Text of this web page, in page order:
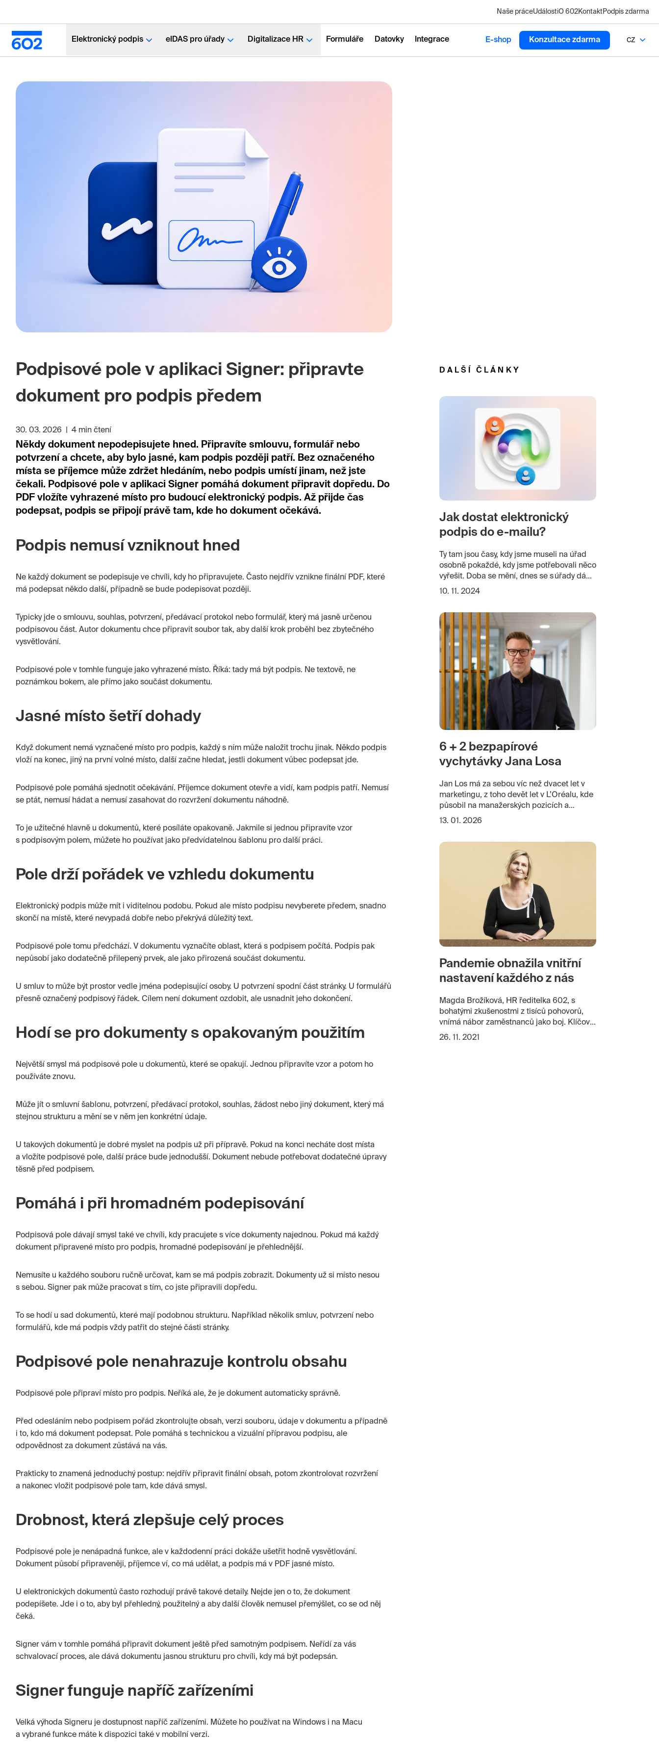
Naše práceUdálostiO 602Kontakt Podpis zdarma
Elektronický podpis eIDAS pro úřady Digitalizace HR Formuláře Datovky Integrace E-shop Konzultace zdarma CZ
Podpisové pole v aplikaci Signer: připravte
dokument pro podpis předem
30. 03. 2026 4 min čtení
Někdy dokument nepodepisujete hned. Připravíte smlouvu, formulář nebo
potvrzení a chcete, aby bylo jasné, kam podpis později patří. Bez označeného
místa se příjemce může zdržet hledáním, nebo podpis umístí jinam, než jste
čekali. Podpisové pole v aplikaci Signer pomáhá dokument připravit dopředu. Do
PDF vložíte vyhrazené místo pro budoucí elektronický podpis. Až přijde čas
podepsat, podpis se připojí právě tam, kde ho dokument očekává.
Podpis nemusí vzniknout hned
Ne každý dokument se podepisuje ve chvíli, kdy ho připravujete. Často nejdřív vznikne finální PDF, které
má podepsat někdo další, případně se bude podepisovat později.
Typicky jde o smlouvu, souhlas, potvrzení, předávací protokol nebo formulář, který má jasně určenou
podpisovou část. Autor dokumentu chce připravit soubor tak, aby další krok proběhl bez zbytečného
vysvětlování.
Podpisové pole v tomhle funguje jako vyhrazené místo. Říká: tady má být podpis. Ne textově, ne
poznámkou bokem, ale přímo jako součást dokumentu.
Jasné místo šetří dohady
Když dokument nemá vyznačené místo pro podpis, každý s ním může naložit trochu jinak. Někdo podpis
vloží na konec, jiný na první volné místo, další začne hledat, jestli dokument vůbec podepsat jde.
Podpisové pole pomáhá sjednotit očekávání. Příjemce dokument otevře a vidí, kam podpis patří. Nemusí
se ptát, nemusí hádat a nemusí zasahovat do rozvržení dokumentu náhodně.
To je užitečné hlavně u dokumentů, které posíláte opakovaně. Jakmile si jednou připravíte vzor
s podpisovým polem, můžete ho používat jako předvídatelnou šablonu pro další práci.
Pole drží pořádek ve vzhledu dokumentu
Elektronický podpis může mít i viditelnou podobu. Pokud ale místo podpisu nevyberete předem, snadno
skončí na místě, které nevypadá dobře nebo překrývá důležitý text.
Podpisové pole tomu předchází. V dokumentu vyznačíte oblast, která s podpisem počítá. Podpis pak
nepůsobí jako dodatečně přilepený prvek, ale jako přirozená součást dokumentu.
U smluv to může být prostor vedle jména podepisující osoby. U potvrzení spodní část stránky. U formulářů
přesně označený podpisový řádek. Cílem není dokument ozdobit, ale usnadnit jeho dokončení.
Hodí se pro dokumenty s opakovaným použitím
Největší smysl má podpisové pole u dokumentů, které se opakují. Jednou připravíte vzor a potom ho
používáte znovu.
Může jít o smluvní šablonu, potvrzení, předávací protokol, souhlas, žádost nebo jiný dokument, který má
stejnou strukturu a mění se v něm jen konkrétní údaje.
U takových dokumentů je dobré myslet na podpis už při přípravě. Pokud na konci necháte dost místa
a vložíte podpisové pole, další práce bude jednodušší. Dokument nebude potřebovat dodatečné úpravy
těsně před podpisem.
Pomáhá i při hromadném podepisování
Podpisová pole dávají smysl také ve chvíli, kdy pracujete s více dokumenty najednou. Pokud má každý
dokument připravené místo pro podpis, hromadné podepisování je přehlednější.
Nemusíte u každého souboru ručně určovat, kam se má podpis zobrazit. Dokumenty už si místo nesou
s sebou. Signer pak může pracovat s tím, co jste připravili dopředu.
To se hodí u sad dokumentů, které mají podobnou strukturu. Například několik smluv, potvrzení nebo
formulářů, kde má podpis vždy patřit do stejné části stránky.
Podpisové pole nenahrazuje kontrolu obsahu
Podpisové pole připraví místo pro podpis. Neříká ale, že je dokument automaticky správně.
Před odesláním nebo podpisem pořád zkontrolujte obsah, verzi souboru, údaje v dokumentu a případně
i to, kdo má dokument podepsat. Pole pomáhá s technickou a vizuální přípravou podpisu, ale
odpovědnost za dokument zůstává na vás.
Prakticky to znamená jednoduchý postup: nejdřív připravit finální obsah, potom zkontrolovat rozvržení
a nakonec vložit podpisové pole tam, kde dává smysl.
Drobnost, která zlepšuje celý proces
Podpisové pole je nenápadná funkce, ale v každodenní práci dokáže ušetřit hodně vysvětlování.
Dokument působí připraveněji, příjemce ví, co má udělat, a podpis má v PDF jasné místo.
U elektronických dokumentů často rozhodují právě takové detaily. Nejde jen o to, že dokument
podepíšete. Jde i o to, aby byl přehledný, použitelný a aby další člověk nemusel přemýšlet, co se od něj
čeká.
Signer vám v tomhle pomáhá připravit dokument ještě před samotným podpisem. Neřídí za vás
schvalovací proces, ale dává dokumentu jasnou strukturu pro chvíli, kdy má být podepsán.
Signer funguje napříč zařízeními
Velká výhoda Signeru je dostupnost napříč zařízeními. Můžete ho používat na Windows i na Macu
a vybrané funkce máte k dispozici také v mobilní verzi.
DALŠÍ ČLÁNKY
Jak dostat elektronický
podpis do e-mailu?
Ty tam jsou časy, kdy jsme museli na úřad
osobně pokaždé, kdy jsme potřebovali něco
vyřešit. Doba se mění, dnes se s úřady dá
komunikovat na dálku elektronicky.
10. 11. 2024
6 + 2 bezpapírové
vychytávky Jana Losa
Jan Los má za sebou víc než dvacet let v
marketingu, z toho devět let v L’Oréalu, kde
působil na manažerských pozicích a
poslední tři roky vedl marketing pro Česko,
Officer a dál staví na tom, co umí nejlépe:
dávat firmám i lidem nástroje a znalosti,
které skutečně posouvají jejich byznys. Jaké
bezpapírové vychytávky používá Jan Los
sám, aby si ulehčil práci?
13. 01. 2026
Pandemie obnažila vnitřní
nastavení každého z nás
Magda Brožíková, HR ředitelka 602, s
bohatými zkušenostmi z tisíců pohovorů,
vnímá nábor zaměstnanců jako boj. Klíčové
pro ni jsou bystrost a týmový duch.
26. 11. 2021